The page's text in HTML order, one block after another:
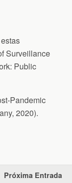
Surveillance
Public
Pandemic
2020).
Próxima Entrada